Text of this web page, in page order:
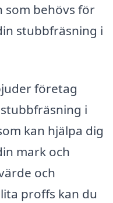
som behövs för
stubbfräsning i
företag
i
kan hjälpa dig
mark och
och
proffs kan du